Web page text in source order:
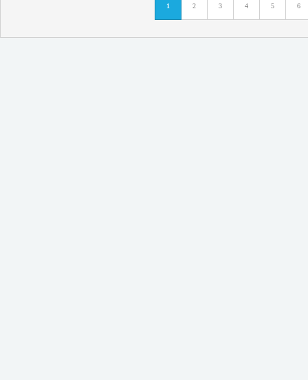
1 2 3 4 5 6